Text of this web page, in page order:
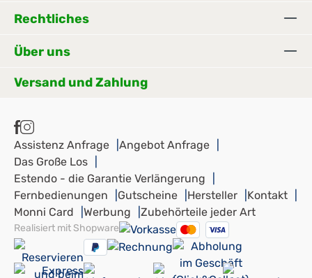
Aufsatz Logistikmaße mit Verpackung Breite:
0.42 kg
Rechtliches
Über uns
Versand und Zahlung
Assistenz Anfrage
Angebot Anfrage
Das Große Los
Estendo - die Garantie Verlängerung
Fernbedienungen
Gutscheine Hersteller
Kontakt
Monni Card
Werbung Zubehörteile jeder Art
Realisiert mit Shopware